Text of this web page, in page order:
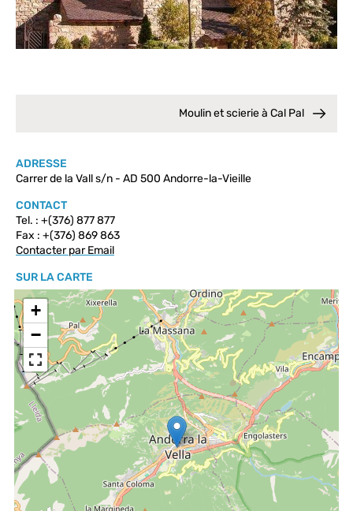
ADRESSE
Carrer de la Vall s/n - AD 500 Andorre-la-Vieille
CONTACT
Tel. : +(376) 877 877
Fax : +(376) 869 863
Contacter par Email
SUR LA CARTE
Moulin et scierie à Cal Pal